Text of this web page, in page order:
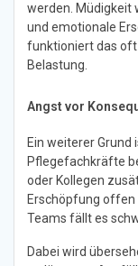
werden. Müdigkeit
und emotionale
funktioniert das
Belastung.
Angst vor
Ein weiterer Grund
Pflegefachkräfte
oder Kollegen
Erschöpfung offen
Teams fällt es
Dabei wird